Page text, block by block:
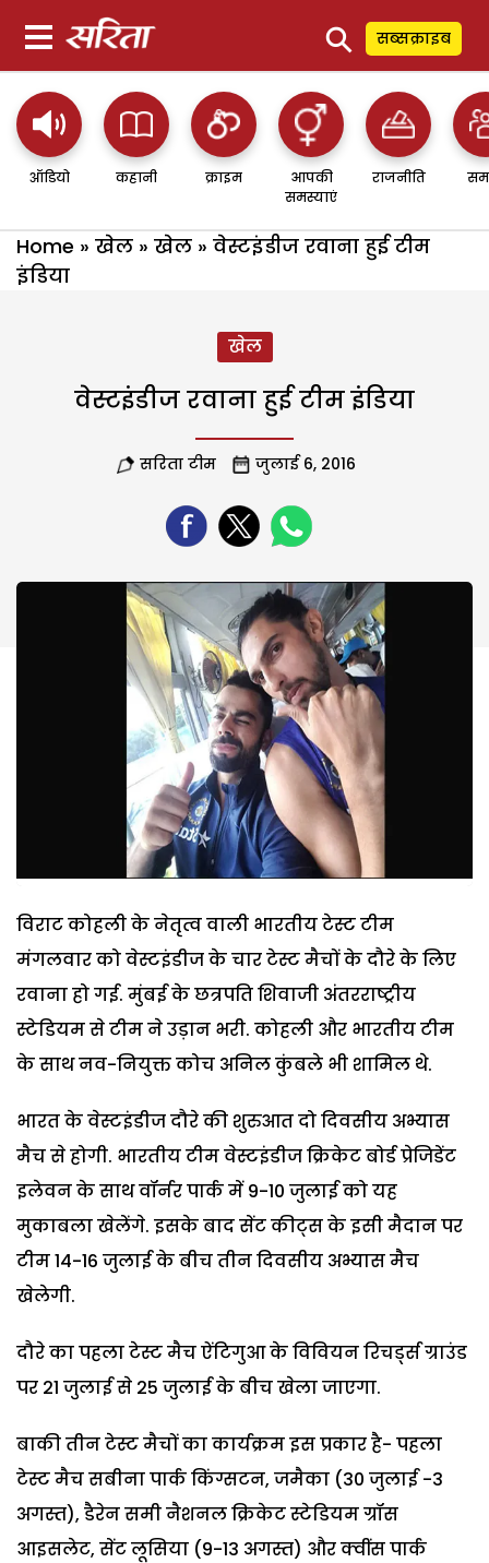
⚲ सब्सक्राइब
ऑडियो कहानी क्राइम
आपकी
समस्याएं
राजनीति
Home » खेल » खेल » वेस्टइंडीज रवाना हुई टीम
इंडिया
खेल
वेस्टइंडीज रवाना हुई टीम इंडिया
सरिता टीम जुलाई 6, 2016
विराट कोहली के नेतृत्व वाली भारतीय टेस्ट टीम
मंगलवार को वेस्टइंडीज के चार टेस्ट मैचों के दौरे के लिए
रवाना हो गई. मुंबई के छत्रपति शिवाजी अंतरराष्ट्रीय
स्टेडियम से टीम ने उड़ान भरी. कोहली और भारतीय टीम
के साथ नव-नियुक्त कोच अनिल कुंबले भी शामिल थे.
भारत के वेस्टइंडीज दौरे की शुरुआत दो दिवसीय अभ्यास
मैच से होगी. भारतीय टीम वेस्टइंडीज क्रिकेट बोर्ड प्रेजिडेंट
इलेवन के साथ वॉर्नर पार्क में 9-10 जुलाई को यह
मुकाबला खेलेंगे. इसके बाद सेंट कीट्स के इसी मैदान पर
टीम 14-16 जुलाई के बीच तीन दिवसीय अभ्यास मैच
खेलेगी.
दौरे का पहला टेस्ट मैच ऐंटिगुआ के विवियन रिचर्ड्स ग्राउंड
पर 21 जुलाई से 25 जुलाई के बीच खेला जाएगा.
बाकी तीन टेस्ट मैचों का कार्यक्रम इस प्रकार है- पहला
टेस्ट मैच सबीना पार्क किंग्सटन, जमैका (30 जुलाई -3
अगस्त), डैरेन समी नैशनल क्रिकेट स्टेडियम ग्रॉस
आइसलेट, सेंट लूसिया (9-13 अगस्त) और क्वींस पार्क